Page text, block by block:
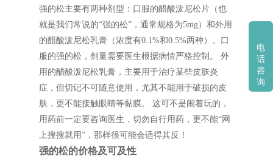
强的松主要有两种剂型：口服的醋酸泼尼松片（也
就是我们常说的“强的松”，通常规格为5mg）和外用
的醋酸泼尼松乳膏（浓度有0.1%和0.5%两种）。口
服的强的松，剂量需要医生根据病情严格控制。 外
用的醋酸泼尼松乳膏，主要用于治疗某些皮肤炎
症，但切记不可随意使用，尤其不能用于破损的皮
肤，更不能接触眼睛等黏膜。 这可不是闹着玩的，
用药前一定要咨询医生，切勿自行用药，更不能“网
上搜搜就用”，那样很可能会适得其反！
强的松的价格及可及性
电
话
咨
询